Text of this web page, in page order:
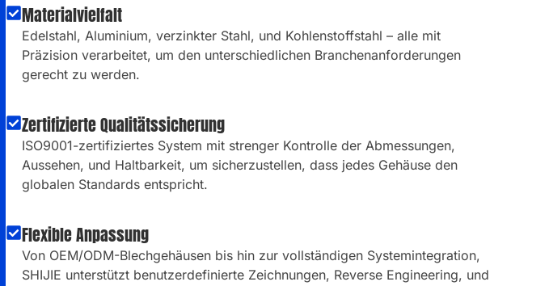
Materialvielfalt
Edelstahl, Aluminium, verzinkter Stahl, und Kohlenstoffstahl – alle mit
Präzision verarbeitet, um den unterschiedlichen Branchenanforderungen
gerecht zu werden.
Zertifizierte Qualitätssicherung
ISO9001-zertifiziertes System mit strenger Kontrolle der Abmessungen,
Aussehen, und Haltbarkeit, um sicherzustellen, dass jedes Gehäuse den
globalen Standards entspricht.
Flexible Anpassung
Von OEM/ODM-Blechgehäusen bis hin zur vollständigen Systemintegration,
SHIJIE unterstützt benutzerdefinierte Zeichnungen, Reverse Engineering, und